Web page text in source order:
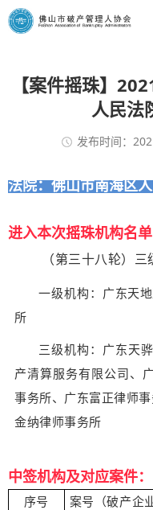
【案件摇珠】
人民法
发布时间：
法院：佛山市南海区
进入本次摇珠机构名单
（第三十八轮）三
一级机构： 广东天
所
三级机构：广东天
产清算服务有限公司、
事务所、广东富正律师
金纳律师事务所
中签机构及对应案件：
序号 案号（破产企